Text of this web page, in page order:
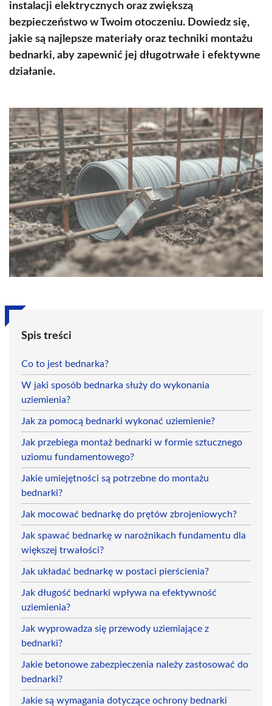
instalacji elektrycznych oraz zwiększą
bezpieczeństwo w Twoim otoczeniu. Dowiedz się,
jakie są najlepsze materiały oraz techniki montażu
bednarki, aby zapewnić jej długotrwałe i efektywne
działanie.
Spis treści
Co to jest bednarka?
W jaki sposób bednarka służy do wykonania
uziemienia?
Jak za pomocą bednarki wykonać uziemienie?
Jak przebiega montaż bednarki w formie sztucznego
uziomu fundamentowego?
Jakie umiejętności są potrzebne do montażu
bednarki?
Jak mocować bednarkę do prętów zbrojeniowych?
Jak spawać bednarkę w narożnikach fundamentu dla
większej trwałości?
Jak układać bednarkę w postaci pierścienia?
Jak długość bednarki wpływa na efektywność
uziemienia?
Jak wyprowadza się przewody uziemiające z
bednarki?
Jakie betonowe zabezpieczenia należy zastosować do
bednarki?
Jakie są wymagania dotyczące ochrony bednarki